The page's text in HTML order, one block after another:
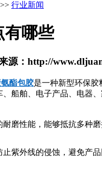
>> 行业新闻
有哪些
源： http://
酯包胶是一种新型环保胶
、船舶、电子产品、电器
磨性能，能够抵抗多种
紫外线的侵蚀，避免产